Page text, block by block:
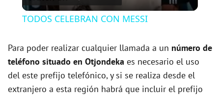
i
d
e
TODOS CELEBRAN CON MESSI
Para poder realizar cualquier llamada a un número de
teléfono situado en Otjondeka es necesario el uso
del este prefijo telefónico, y si se realiza desde el
extranjero a esta región habrá que incluir el prefijo